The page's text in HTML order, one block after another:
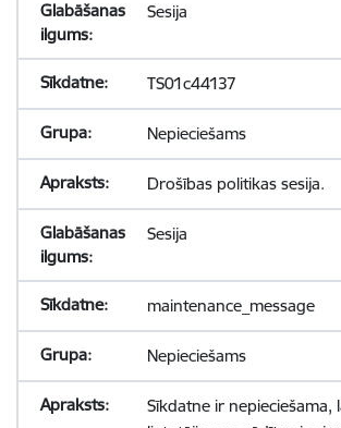
Sesija
TS01c44137
Nepieciešams
Drošības politikas sesija.
Sesija
maintenance_message
Nepieciešams
Sīkdatne ir nepieciešama,